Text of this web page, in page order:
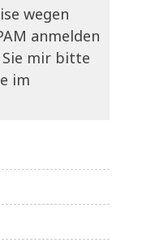
wegen
anmelden
Sie mir bitte
im